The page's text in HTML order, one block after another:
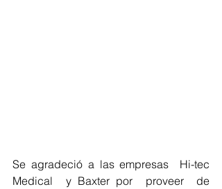
Se agradeció a las empresas  Hi-tec
Medical  y Baxter por  proveer  de